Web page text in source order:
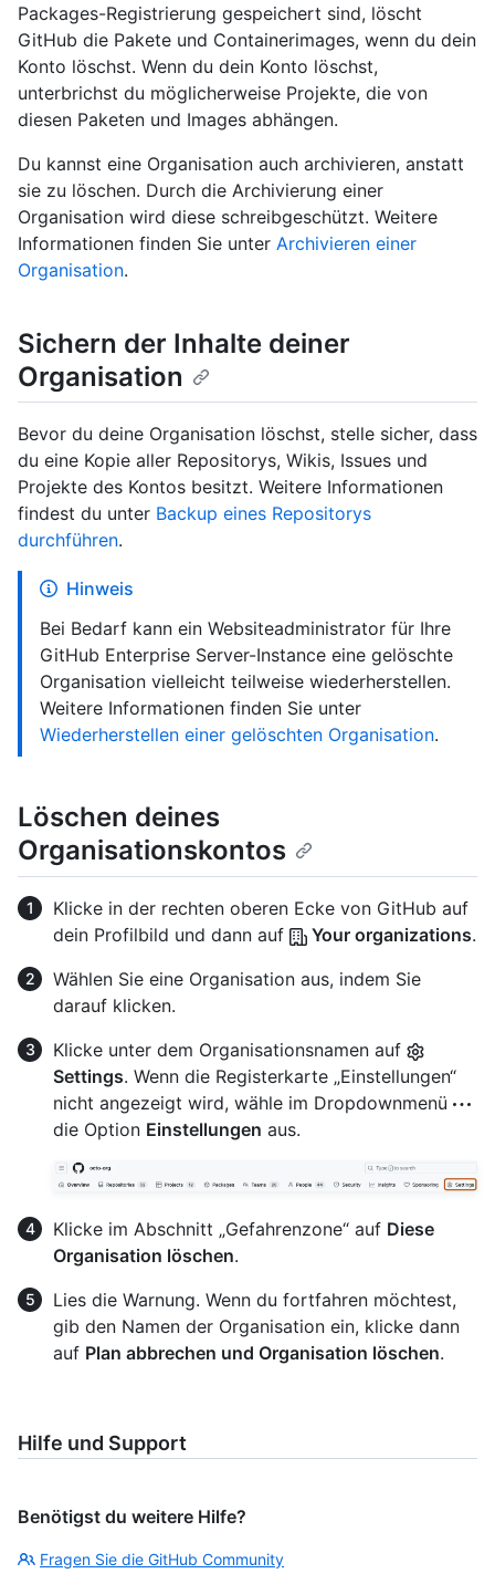
Packages-Registrierung gespeichert sind, löscht
GitHub die Pakete und Containerimages, wenn du dein
Konto löschst. Wenn du dein Konto löschst,
unterbrichst du möglicherweise Projekte, die von
diesen Paketen und Images abhängen.
Du kannst eine Organisation auch archivieren, anstatt
sie zu löschen. Durch die Archivierung einer
Organisation wird diese schreibgeschützt. Weitere
Informationen finden Sie unter Archivieren einer
Organisation.
Sichern der Inhalte deiner
Organisation
Bevor du deine Organisation löschst, stelle sicher, dass
du eine Kopie aller Repositorys, Wikis, Issues und
Projekte des Kontos besitzt. Weitere Informationen
findest du unter Backup eines Repositorys
durchführen.
Hinweis
Bei Bedarf kann ein Websiteadministrator für Ihre
GitHub Enterprise Server-Instance eine gelöschte
Organisation vielleicht teilweise wiederherstellen.
Weitere Informationen finden Sie unter
Wiederherstellen einer gelöschten Organisation.
Löschen deines
Organisationskontos
Klicke in der rechten oberen Ecke von GitHub auf
dein Profilbild und dann auf
Your organizations.
Wählen Sie eine Organisation aus, indem Sie
darauf klicken.
Klicke unter dem Organisationsnamen auf
Settings. Wenn die Registerkarte „Einstellungen“
nicht angezeigt wird, wähle im Dropdownmenü
die Option Einstellungen aus.
Klicke im Abschnitt „Gefahrenzone“ auf Diese
Organisation löschen.
Lies die Warnung. Wenn du fortfahren möchtest,
gib den Namen der Organisation ein, klicke dann
auf Plan abbrechen und Organisation löschen.
Hilfe und Support
Benötigst du weitere Hilfe?
Fragen Sie die GitHub Community